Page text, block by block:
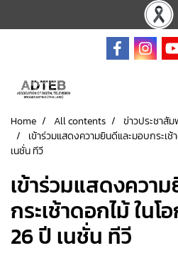
Home All contents
ข่าวประชาสั
เข้าร่วมแสดงความยินดีและมอบกระเ
เนชั่น ทีวี
เข้าร่วมแสดงควา
กระเช้าดอกไม้ ใน
26 ปี เนชั่น ทีวี